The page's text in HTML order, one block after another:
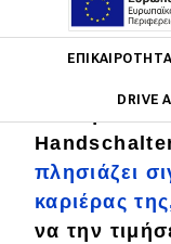
ΕΠΙΚΑΙΡΌΤΗΤΑ
DRIVE
Main navigation
Νέα μοντέλα
πλησιάζει
καριέρας
να την